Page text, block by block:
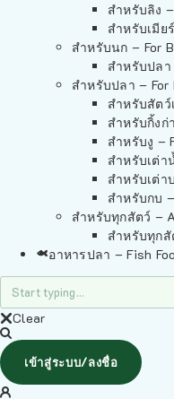
สำหรับลิง
สำหรับเมีย
สำหรับนก – For
สำหรับปลา
สำหรับปลา – For
สำหรับสัตว์
สำหรับกิ้งก่
สำหรับงู –
สำหรับเต่า
สำหรับเต่า
สำหรับกบ
สำหรับทุกสัตว์ –
สำหรับทุก
อาหารปลา – Fish
Clear
เข้าสู่ระบบ/ลงชื่อ